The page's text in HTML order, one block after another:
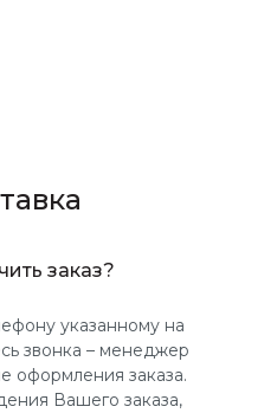
указанному на
звонка – менеджер
оформления заказа.
Вашего заказа,
заказ?